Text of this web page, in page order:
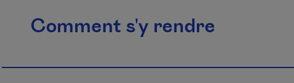
Comment s'y rendre